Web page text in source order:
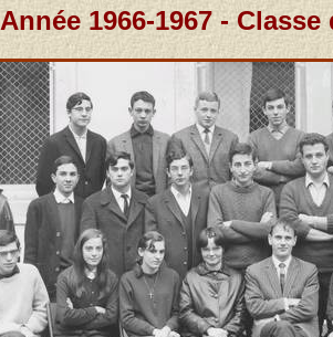
Année 1966-1967 -